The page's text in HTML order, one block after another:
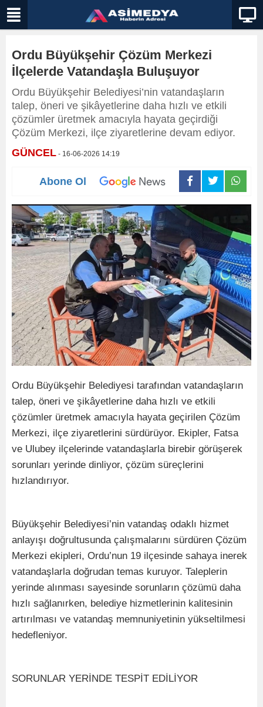
Ordu Büyükşehir Çözüm Merkezi
İlçelerde Vatandaşla Buluşuyor
Ordu Büyükşehir Belediyesi’nin vatandaşların
talep, öneri ve şikâyetlerine daha hızlı ve etkili
çözümler üretmek amacıyla hayata geçirdiği
Çözüm Merkezi, ilçe ziyaretlerine devam ediyor.
GÜNCEL - 16-06-2026 14:19
Abone Ol
Ordu Büyükşehir Belediyesi tarafından vatandaşların
talep, öneri ve şikâyetlerine daha hızlı ve etkili
çözümler üretmek amacıyla hayata geçirilen Çözüm
Merkezi, ilçe ziyaretlerini sürdürüyor. Ekipler, Fatsa
ve Ulubey ilçelerinde vatandaşlarla birebir görüşerek
sorunları yerinde dinliyor, çözüm süreçlerini
hızlandırıyor.
Büyükşehir Belediyesi’nin vatandaş odaklı hizmet
anlayışı doğrultusunda çalışmalarını sürdüren Çözüm
Merkezi ekipleri, Ordu’nun 19 ilçesinde sahaya inerek
vatandaşlarla doğrudan temas kuruyor. Taleplerin
yerinde alınması sayesinde sorunların çözümü daha
hızlı sağlanırken, belediye hizmetlerinin kalitesinin
artırılması ve vatandaş memnuniyetinin yükseltilmesi
hedefleniyor.
SORUNLAR YERİNDE TESPİT EDİLİYOR